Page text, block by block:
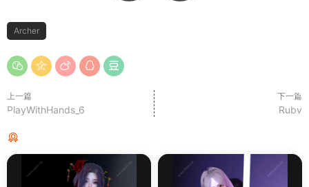
Archer
上一篇
PlayWithHands_6
下一篇
Ruby